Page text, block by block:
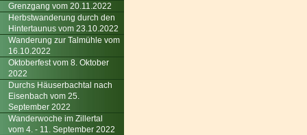
Grenzgang vom 20.11.2022
Herbstwanderung durch den
Hintertaunus vom 23.10.2022
Wanderung zur Talmühle vom
16.10.2022
Oktoberfest vom 8. Oktober
2022
Durchs Häuserbachtal nach
Eisenbach vom 25.
September 2022
Wanderwoche im Zillertal
vom 4. - 11. September 2022